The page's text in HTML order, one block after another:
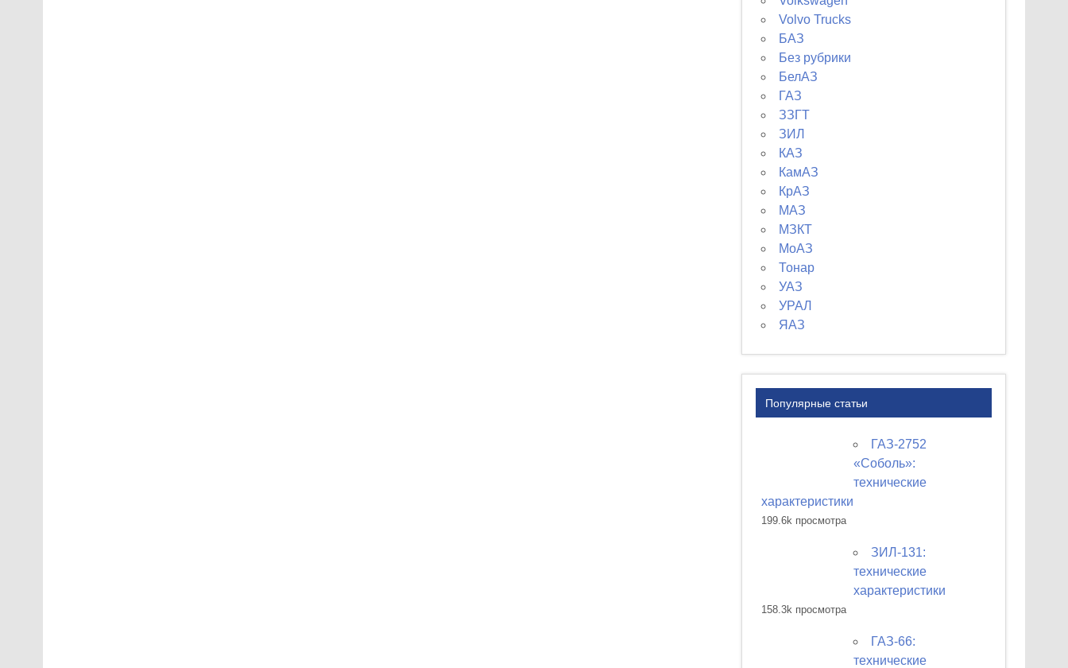
Volvo Trucks
БАЗ
Без рубрики
БелАЗ
ГАЗ
ЗЗГТ
ЗИЛ
КАЗ
КамАЗ
КрАЗ
МАЗ
МЗКТ
МоАЗ
Тонар
УАЗ
УРАЛ
ЯАЗ
Популярные статьи
ГАЗ-2752
«Соболь»:
технические
характеристики
199.6k просмотра
ЗИЛ-131:
технические
характеристики
158.3k просмотра
ГАЗ-66:
технические